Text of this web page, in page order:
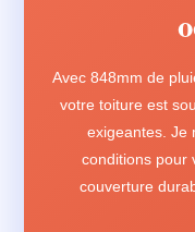
Avec 848mm de
votre toiture est
exigeantes. Je
conditions pour
couverture